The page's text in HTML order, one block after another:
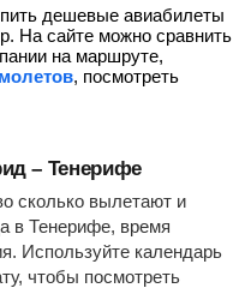
дешевые авиабилеты
р. На сайте можно сравнить
на маршруте,
, посмотреть
– Тенерифе
сколько вылетают и
в Тенерифе, время
Используйте календарь
чтобы посмотреть